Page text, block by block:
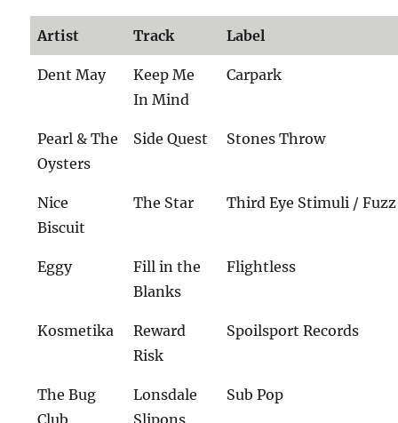
Artist Track Label
Dent May
Keep Me
In Mind
Carpark
Pearl & The
Oysters
Side Quest Stones Throw
Nice
Biscuit
The Star Third Eye Stimuli / Fuzz
Eggy
Fill in the
Blanks
Flightless
Kosmetika
Reward
Risk
Spoilsport Records
The Bug
Lonsdale
Sub Pop